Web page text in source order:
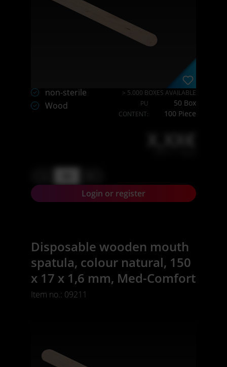
non-sterile
Wood
> 5.000 BOXES AVAILABLE
PU
50 Box
CONTENT: 100 Piece
X,XX€
Login or register
Disposable wooden mouth
spatula, colour natural, 150
x 17 x 1,6 mm, Med-Comfort
Item no.: 09211